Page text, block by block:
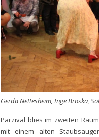
Gerda Nettesheim, Inge Broska,
Parzival blies im zweiten
mit einem alten